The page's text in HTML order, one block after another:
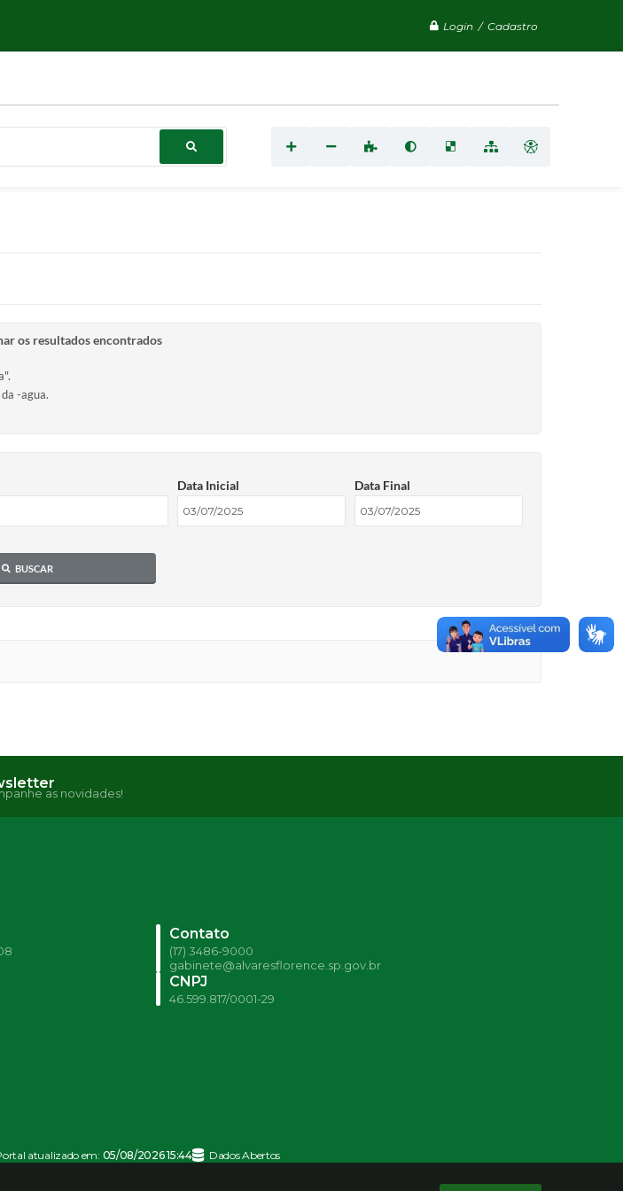
Login / Cadastro
os resultados encontrados
-agua.
Data Inicial Data Final
BUSCAR
as novidades!
Contato
(17) 3486-9000
gabinete@alvaresflorence.sp.gov.br
CNPJ
46.599.817/0001-29
atualizado em: 05/08/2026 15:44 Dados Abertos